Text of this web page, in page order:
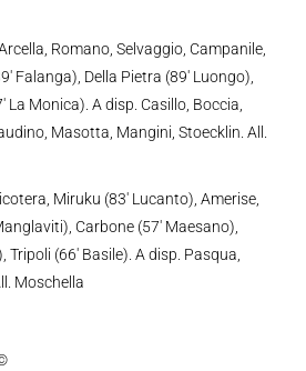
Romano, Selvaggio, Campanile,
Falanga), Della Pietra (89′ Luongo),
La Monica). A disp. Casillo, Boccia,
Masotta, Mangini, Stoecklin. All.
Miruku (83′ Lucanto), Amerise,
Carbone (57′ Maesano),
Tripoli (66′ Basile). A disp. Pasqua,
Moschella